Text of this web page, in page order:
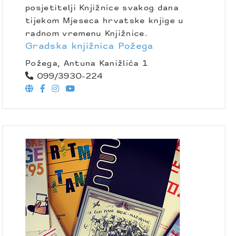
posjetitelji Knjižnice svakog dana
tijekom Mjeseca hrvatske knjige u
radnom vremenu Knjižnice.
Gradska knjižnica Požega
Požega, Antuna Kanižlića 1
099/3930-224